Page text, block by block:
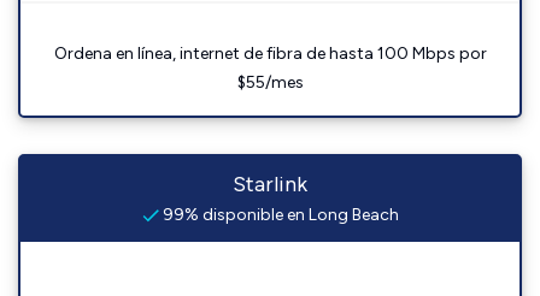
Ordena en línea, internet de fibra de hasta 100 Mbps por
$55/mes
Starlink
99% disponible en Long Beach